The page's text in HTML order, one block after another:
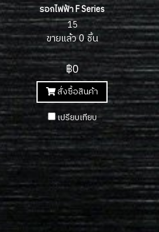
รอกไฟฟ้า F Series
15
ขายแล้ว 0 ชิ้น
฿0
สั่งซื้อสินค้า
เปรียบเทียบ